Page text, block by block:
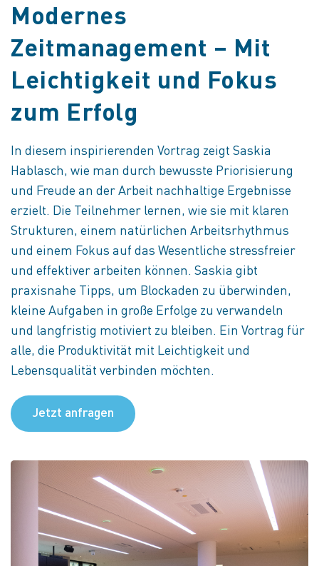
Modernes
Zeitmanagement – Mit
Leichtigkeit und Fokus
zum Erfolg
In diesem inspirierenden Vortrag zeigt Saskia
Hablasch, wie man durch bewusste Priorisierung
und Freude an der Arbeit nachhaltige Ergebnisse
erzielt. Die Teilnehmer lernen, wie sie mit klaren
Strukturen, einem natürlichen Arbeitsrhythmus
und einem Fokus auf das Wesentliche stressfreier
und effektiver arbeiten können. Saskia gibt
praxisnahe Tipps, um Blockaden zu überwinden,
kleine Aufgaben in große Erfolge zu verwandeln
und langfristig motiviert zu bleiben. Ein Vortrag für
alle, die Produktivität mit Leichtigkeit und
Lebensqualität verbinden möchten.
Jetzt anfragen